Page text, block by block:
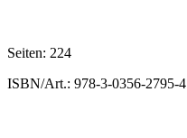
Seiten: 224
ISBN/Art.: 978-3-0356-2795-4